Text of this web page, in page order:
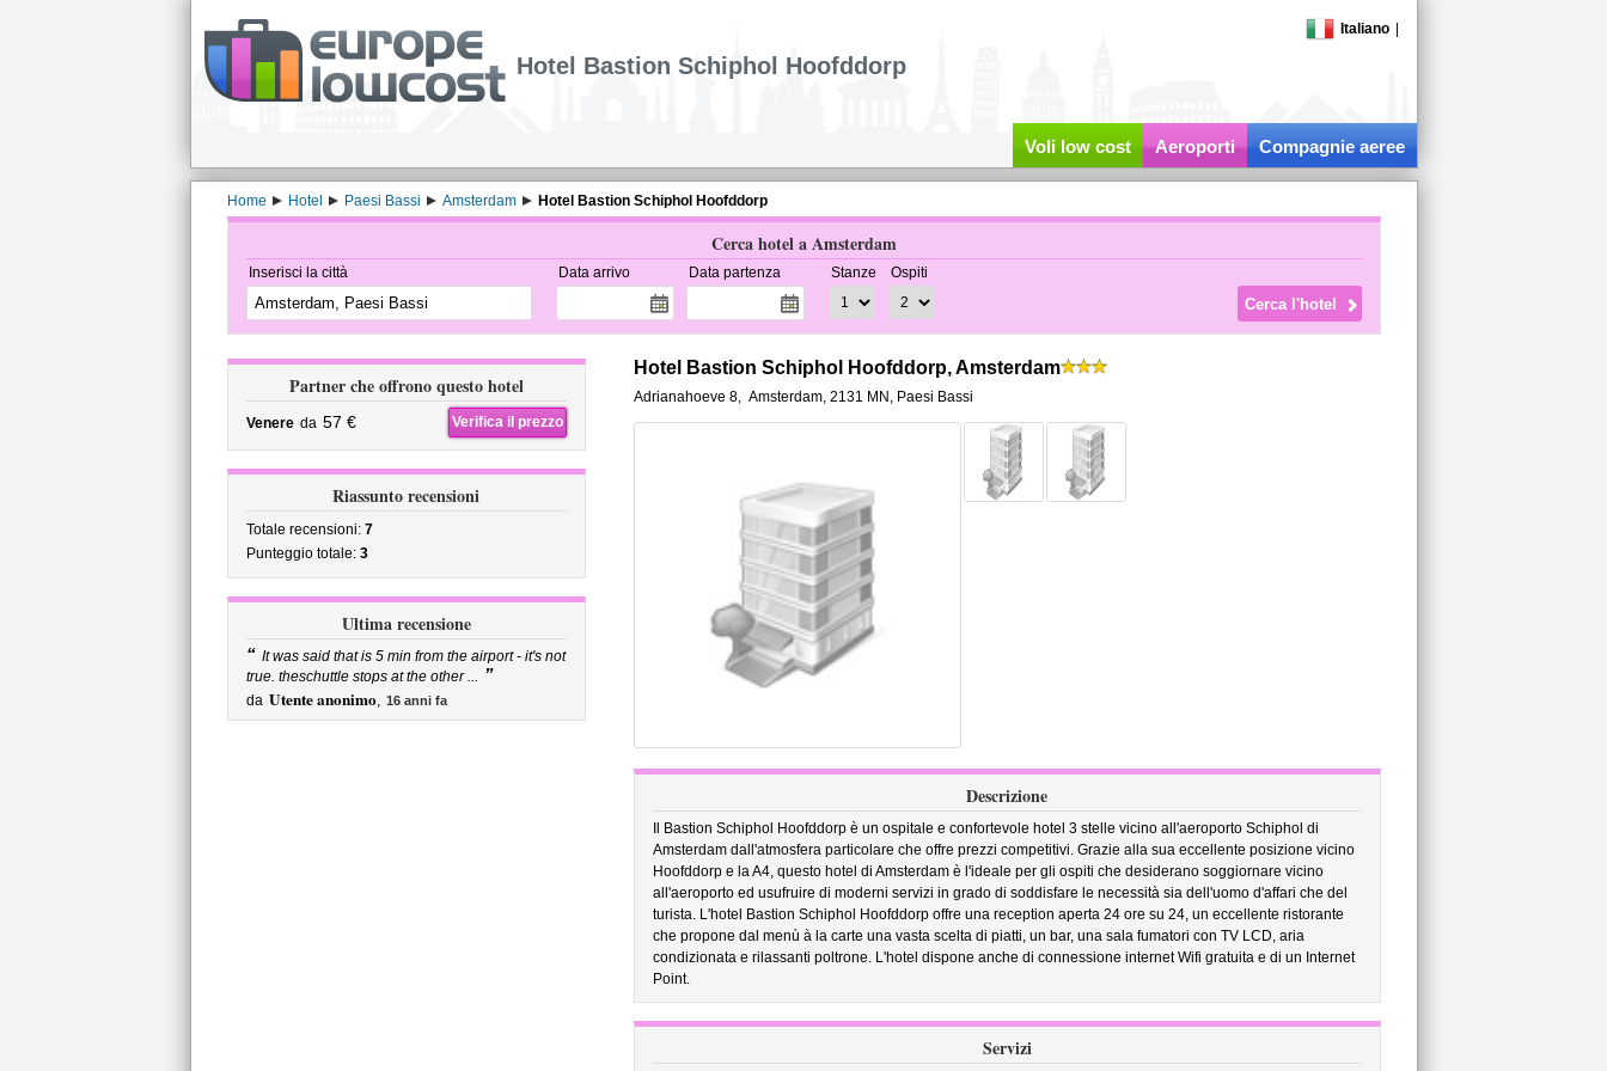
Italiano
Hotel Bastion Schiphol Hoofddorp
Voli low cost Aeroporti Compagnie aeree
Home Hotel Paesi Bassi Amsterdam Hotel Bastion Schiphol Hoofddorp
Cerca hotel a Amsterdam
Inserisci la città Data arrivo Data partenza Stanze Ospiti
Partner che offrono questo hotel
Venere da 57 € Verifica il prezzo
Riassunto recensioni
Totale recensioni: 7
Punteggio totale: 3
Ultima recensione
“ It was said that is 5 min from the airport - it's not
true. theschuttle stops at the other ... ”
da Utente anonimo, 16 anni fa
Hotel Bastion Schiphol Hoofddorp, Amsterdam
Adrianahoeve 8, Amsterdam, 2131 MN, Paesi Bassi
Descrizione
Il Bastion Schiphol Hoofddorp è un ospitale e confortevole hotel 3 stelle vicino all'aeroporto Schiphol di
Amsterdam dall'atmosfera particolare che offre prezzi competitivi. Grazie alla sua eccellente posizione vicino
Hoofddorp e la A4, questo hotel di Amsterdam è l'ideale per gli ospiti che desiderano soggiornare vicino
all'aeroporto ed usufruire di moderni servizi in grado di soddisfare le necessità sia dell'uomo d'affari che del
turista. L'hotel Bastion Schiphol Hoofddorp offre una reception aperta 24 ore su 24, un eccellente ristorante
che propone dal menù à la carte una vasta scelta di piatti, un bar, una sala fumatori con TV LCD, aria
condizionata e rilassanti poltrone. L'hotel dispone anche di connessione internet Wifi gratuita e di un Internet
Point.
Servizi